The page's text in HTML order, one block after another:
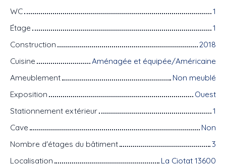
WC
1
Étage
1
Construction
2018
Cuisine
Aménagée et équipée/Américaine
Ameublement
Non meublé
Exposition
Ouest
Stationnement extérieur
1
Cave
Non
Nombre d'étages du bâtiment
3
Localisation
La Ciotat 13600